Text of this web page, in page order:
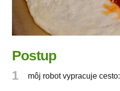
Postup
1 môj robot vypracuje cesto: